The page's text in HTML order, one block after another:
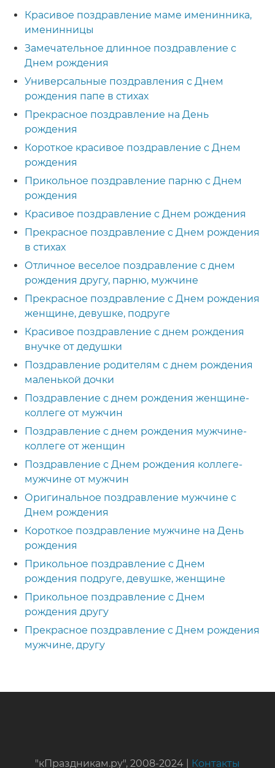
Красивое поздравление маме именинника,
именинницы
Замечательное длинное поздравление с
Днем рождения
Универсальные поздравления с Днем
рождения папе в стихах
Прекрасное поздравление на День
рождения
Короткое красивое поздравление с Днем
рождения
Прикольное поздравление парню с Днем
рождения
Красивое поздравление с Днем рождения
Прекрасное поздравление с Днем рождения
в стихах
Отличное веселое поздравление с днем
рождения другу, парню, мужчине
Прекрасное поздравление с Днем рождения
женщине, девушке, подруге
Красивое поздравление с днем рождения
внучке от дедушки
Поздравление родителям с днем рождения
маленькой дочки
Поздравление с днем рождения женщине-
коллеге от мужчин
Поздравление с днем рождения мужчине-
коллеге от женщин
Поздравление с Днем рождения коллеге-
мужчине от мужчин
Оригинальное поздравление мужчине с
Днем рождения
Короткое поздравление мужчине на День
рождения
Прикольное поздравление с Днем
рождения подруге, девушке, женщине
Прикольное поздравление с Днем
рождения другу
Прекрасное поздравление с Днем рождения
мужчине, другу
"кПраздникам.ру", 2008-2024 | Контакты